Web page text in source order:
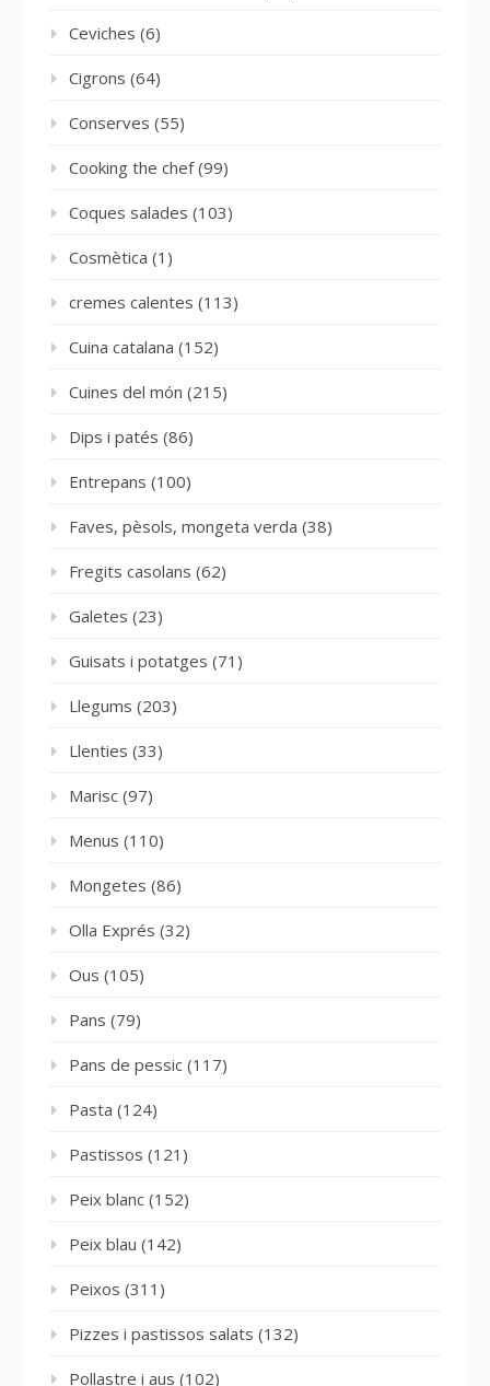
Ceviches (6)
Cigrons (64)
Conserves (55)
Cooking the chef(99)
Coques salades (103)
Cosmètica (1)
cremes calentes (113)
Cuina catalana (152)
Cuines del món (215)
Dips i patés (86)
Entrepans (100)
Faves, pèsols, mongeta verda (38)
Fregits casolans (62)
Galetes (23)
Guisats i potatges (71)
Llegums (203)
Llenties (33)
Marisc (97)
Menus (110)
Mongetes (86)
Olla Exprés (32)
Ous (105)
Pans (79)
Pans de pessic (117)
Pasta (124)
Pastissos (121)
Peix blanc (152)
Peix blau (142)
Peixos (311)
Pizzes i pastissos salats (132)
Pollastre i aus (102)